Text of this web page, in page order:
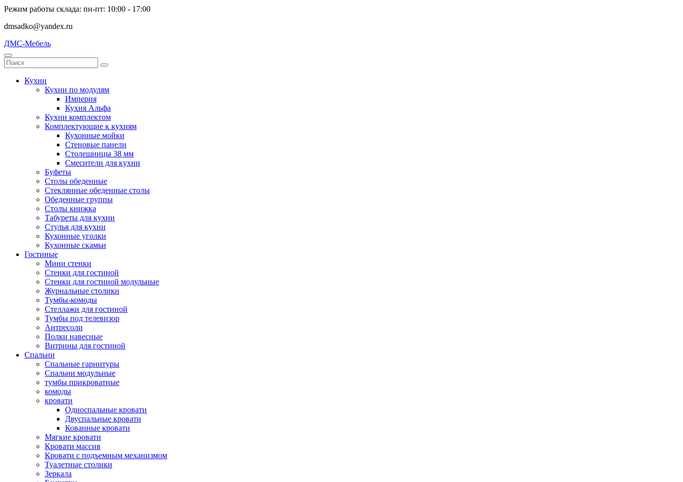
Режим работы склада: пн-пт: 10:00 - 17:00
dmsadko@yandex.ru
ДМС-Мебель
Кухни
Кухни по модулям
Империя
Кухня Альфа
Кухни комплектом
Комплектующие к кухням
Кухонные мойки
Стеновые панели
Столешницы 38 мм
Смесители для кухни
Буфеты
Столы обеденные
Стеклянные обеденные столы
Обеденные группы
Столы книжка
Табуреты для кухни
Стулья для кухни
Кухонные уголки
Кухонные скамьи
Гостиные
Мини стенки
Стенки для гостиной
Стенки для гостиной модульные
Журнальные столики
Тумбы-комоды
Стеллажи для гостиной
Тумбы под телевизор
Антресоли
Полки навесные
Витрины для гостиной
Спальни
Спальные гарнитуры
Спальни модульные
тумбы прикроватные
комоды
кровати
Односпальные кровати
Двуспальные кровати
Кованные кровати
Мягкие кровати
Кровати массив
Кровати с подъемным механизмом
Туалетные столики
Зеркала